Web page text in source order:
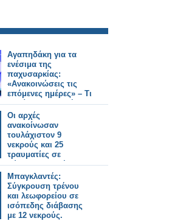
Αγαπηδάκη για τα
ενέσιμα της
παχυσαρκίας:
«Ανακοινώσεις τις
επόμενες ημέρες» – Τι
θα γίνει με τους ήδη
ενταγμένους
δικαιούχους (video)
Οι αρχές
ανακοίνωσαν
τουλάχιστον 9
νεκρούς και 25
τραυματίες σε
σύγκρουση τρένου
και λεωφορείου στη
Ζιμπάμπουε.
Μπαγκλαντές:
Σύγκρουση τρένου
και λεωφορείου σε
ισόπεδης διάβασης
με 12 νεκρούς.